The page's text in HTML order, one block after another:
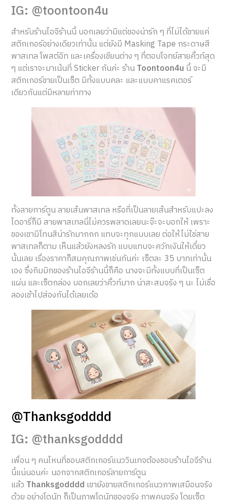
IG: @toontoon4u
สำหรับร้านไอจีร้านนี้ บอกเลยว่ามีแต่ของน่ารัก ๆ ที่ไม่ได้ขายแค่
สติกเกอร์อย่างเดียวเท่านั้น แต่ยังมี Masking Tape กระดาษสี
พาสเทล โพสต์อิท และเครื่องเขียนต่าง ๆ ที่ตอบโจทย์สายคิ้วท์สุด
ๆ แต่เราจะมาเน้นที่ Sticker กันค่ะ ร้านToontoon4u นี้ จะมี
สติกเกอร์ขายเป็นเซ็ต มีทั้งแบบคละ และแบบคาแรคเตอร์
เดียวกันแต่มีหลายท่าทาง
ทั้งลายการ์ตูน ลายเส้นพาสเทล หรือที่เป็นลายเส้นสำหรับแปะลง
ไดอารี่ก็มี สายพาสเทลนี่ไม่ควรพลาดเลยนะจ๊ะจะบอกให้ เพราะ
ของเขามีโทนสีน่ารักมากกก แทบจะทุกแบบเลย ต่อให้ไม่ใช่สาย
พาสเทลก็ตาม เห็นแล้วยังหลงรัก แบบแทบจะควักเงินให้เดี๋ยว
นั้นเลย เรื่องราคาก็สมคุณภาพเช่นกันค่ะ เซ็ตละ 35 บาทเท่านั้น
เอง ซึ่งกิมมิกของร้านไอจีร้านนี้ก็คือ นางจะมีทั้งแบบที่เป็นเซ็ต
แผ่น และเซ็ตกล่อง บอกเลยว่าคิ้วท์มาก น่าสะสมจริง ๆ นะ ไม่เชื่อ
ลองเข้าไปส่องกันได้เลยเด้อ
@Thanksgodddd
IG: @thanksgodddd
เพื่อน ๆ คนไหนที่ชอบสติกเกอร์แนววินเทจต้องชอบร้านไอจีร้าน
นี้แน่นอนค่ะ นอกจากสติกเกอร์ลายการ์ตูน
แล้ว Thanksgodddd เขายังขายสติกเกอร์แนวภาพเสมือนจริง
ด้วย อย่างโดนัท ก็เป็นภาพโดนัทของจริง ภาพคนจริง โดยเซ็ต